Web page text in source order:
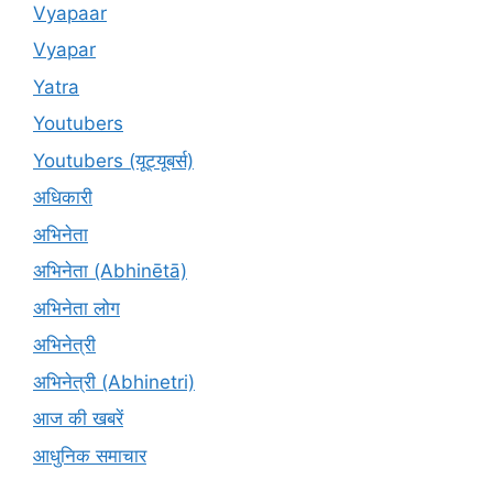
Vyapaar
Vyapar
Yatra
Youtubers
Youtubers (यूट्यूबर्स)
अधिकारी
अभिनेता
अभिनेता (Abhinētā)
अभिनेता लोग
अभिनेत्री
अभिनेत्री (Abhinetri)
आज की खबरें
आधुनिक समाचार